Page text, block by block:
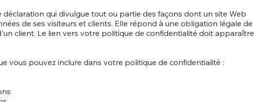
qui divulgue tout ou partie des façons dont un site Web
de ses visiteurs et clients. Elle répond à une obligation légale de
client. Le lien vers votre politique de confidentialité doit apparaître
vous pouvez inclure dans votre politique de confidentialité :